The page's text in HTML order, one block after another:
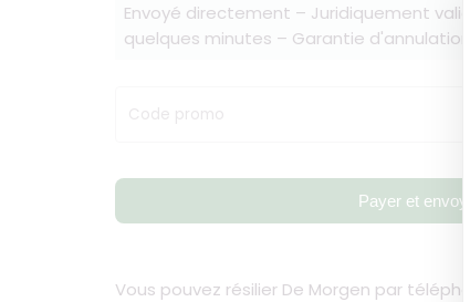
Envoyé directement – Juridiquement
quelques minutes – Garantie d'annulation
Code promo
Payer et
Vous pouvez résilier De Morgen par